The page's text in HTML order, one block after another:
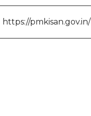
https://pmkisan.gov.in/